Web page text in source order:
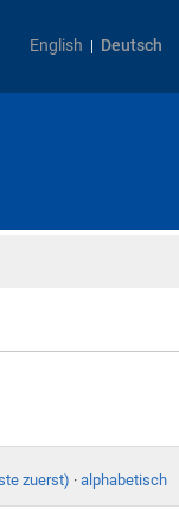
English Deutsch
zuerst) · alphabetisch